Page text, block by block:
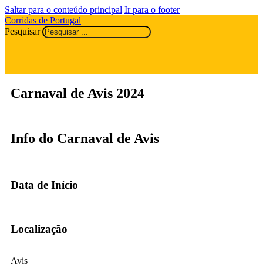
Saltar para o conteúdo principal Ir para o footer
Corridas de Portugal
Pesquisar
Carnaval de Avis 2024
Info do Carnaval de Avis
Data de Início
Localização
Avis